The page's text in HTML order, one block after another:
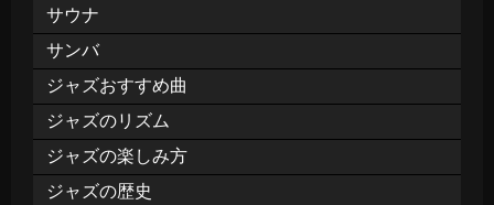
サウナ
サンバ
ジャズおすすめ曲
ジャズのリズム
ジャズの楽しみ方
ジャズの歴史